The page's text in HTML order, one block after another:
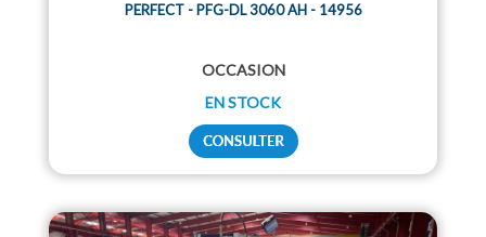
PERFECT - PFG-DL 3060 AH - 14956
OCCASION
EN STOCK